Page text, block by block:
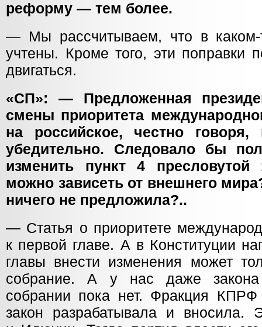
реформу — тем более.
— Мы рассчитываем, что в каком-
учтены. Кроме того, эти поправки
двигаться.
«СП»: — Предложенная
смены приоритета
на российское, честно
убедительно. Следовало бы
изменить пункт 4 пресловутой
можно зависеть от внешнего
ничего не предложила?..
— Статья о приоритете
к первой главе. А в Конституции
главы внести изменения может
собрание. А у нас даже закона
собрании пока нет. Фракция
закон разрабатывала и вносила.